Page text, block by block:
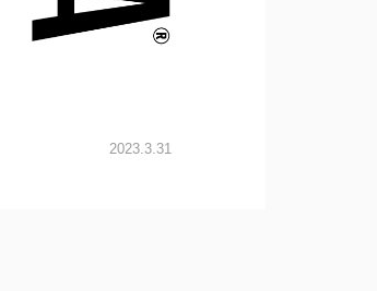
2023.3.31